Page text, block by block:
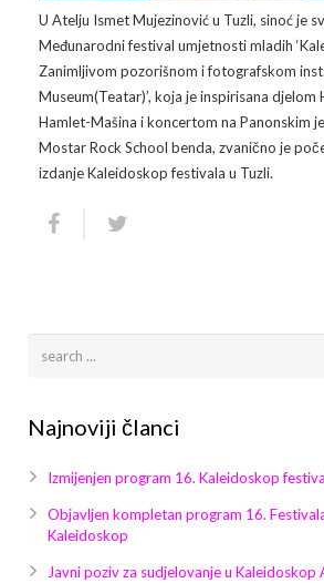
U Atelju Ismet Mujezinović u Tuzli, sinoć je
Međunarodni festival umjetnosti mladih
Zanimljivom pozorišnom i fotografskom
Museum(Teatar)’, koja je inspirisana djelom
Hamlet-Mašina i koncertom na Panonskim
Mostar Rock School benda, zvanično je
izdanje Kaleidoskop festivala u Tuzli.
Najnoviji članci
Izmijenjen program 16. Kaleidoskop
Objavljen kompletan program 16.
Kaleidoskop
Javni poziv za sudjelovanje u Kaleidoskop